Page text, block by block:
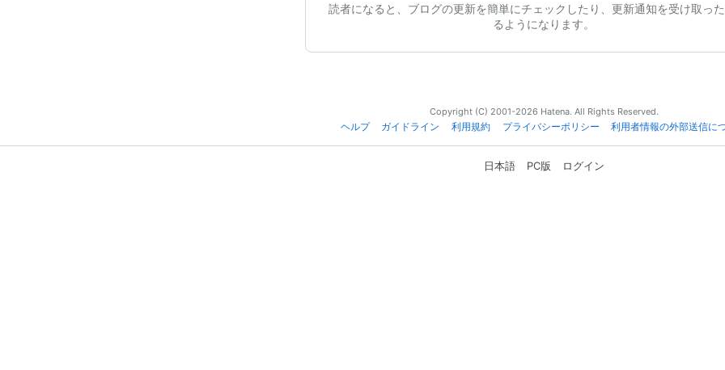
読者になると、ブログの更新を簡単にチェックしたり、更新通知を受け取っ
るようになります。
Copyright (C) 2001-2026 Hatena. All Rights Reserved.
ヘルプ
ガイドライン 利用規約 プライバシーポリシー 利用者情報の外部送信に
日本語 PC版 ログイン